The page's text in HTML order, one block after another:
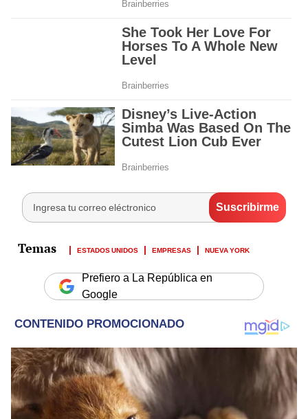
ESTADOS UNIDOS EMPRESAS NUEVA YORK
Prefiero a La República en
Google